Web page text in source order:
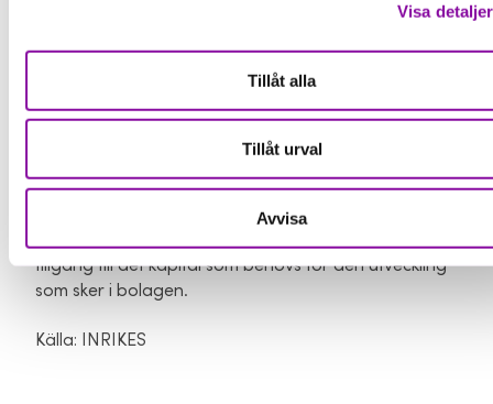
Visa detaljer
Tillåt alla
Tillåt urval
Avvisa
finansieringsupplägg som är anpassade för
företagens behov.
företagets hållbara utveckling, underlag för att
beskriva arbetet för andra och att ta kontakt med
tillgång till det kapital som behövs för den utveckling
som sker i bolagen.
Källa: INRIKES